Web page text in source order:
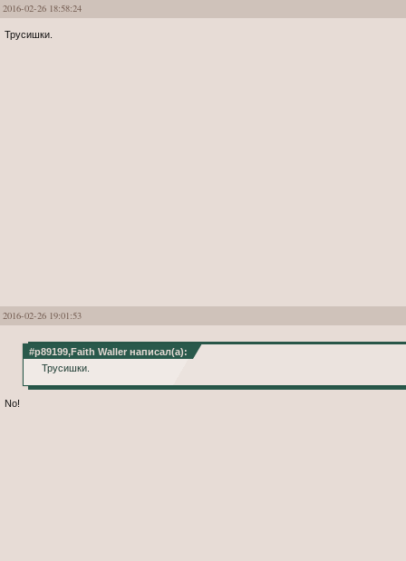
2016-02-26 18:58:24
Трусишки.
2016-02-26 19:01:53
#p89199,Faith Waller написал(а):
Трусишки.
No!